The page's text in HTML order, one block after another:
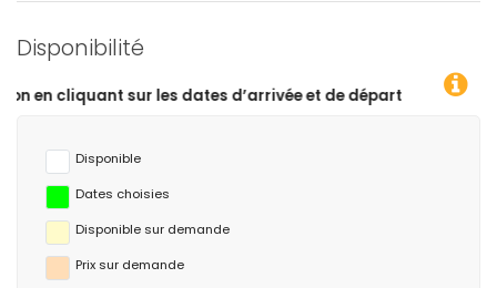
Disponibilité
dates d’arrivée et de départ souhaitées !
Disponible
Dates choisies
Disponible sur demande
Prix ​​sur demande